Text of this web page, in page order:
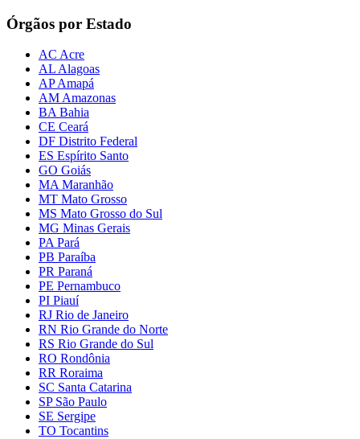
Órgãos por Estado
AC Acre
AL Alagoas
AP Amapá
AM Amazonas
BA Bahia
CE Ceará
DF Distrito Federal
ES Espírito Santo
GO Goiás
MA Maranhão
MT Mato Grosso
MS Mato Grosso do Sul
MG Minas Gerais
PA Pará
PB Paraíba
PR Paraná
PE Pernambuco
PI Piauí
RJ Rio de Janeiro
RN Rio Grande do Norte
RS Rio Grande do Sul
RO Rondônia
RR Roraima
SC Santa Catarina
SP São Paulo
SE Sergipe
TO Tocantins